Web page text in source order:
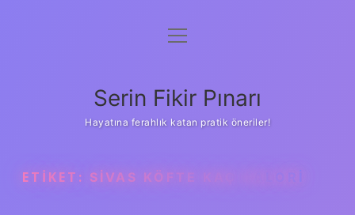
Gizlilik Politikası
Yasal Uyarı
menüyü
Serin Fikir Pınarı
Hayatına ferahlık katan pratik öneriler!
ETIKET: SIVAS KÖFTE KAÇ KALORI